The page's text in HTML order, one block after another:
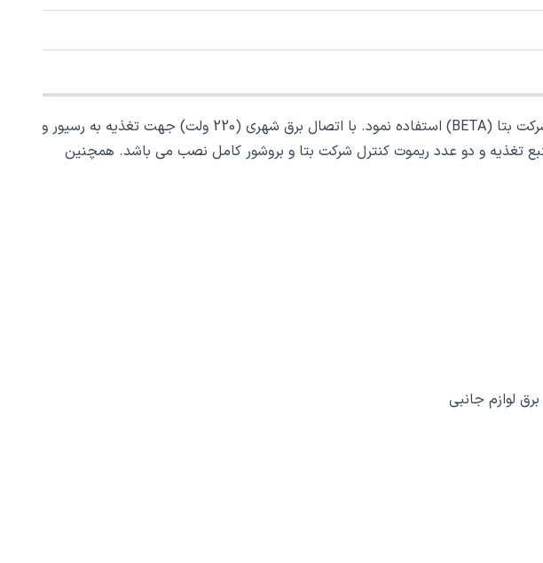
برای کنترل از راه دور انواع قفل های برقی نصب و یا خریداری شده با ریموت می توانید از رسیور قفل برقی شرکت بتا (BETA) استفاده نمود. با اتصال برق شهری (220 ولت) جهت تغذیه به رسیور و
تغذیه و دو عدد ریموت کنترل شرکت بتا و بروشور کامل نصب می باشد. همچنین